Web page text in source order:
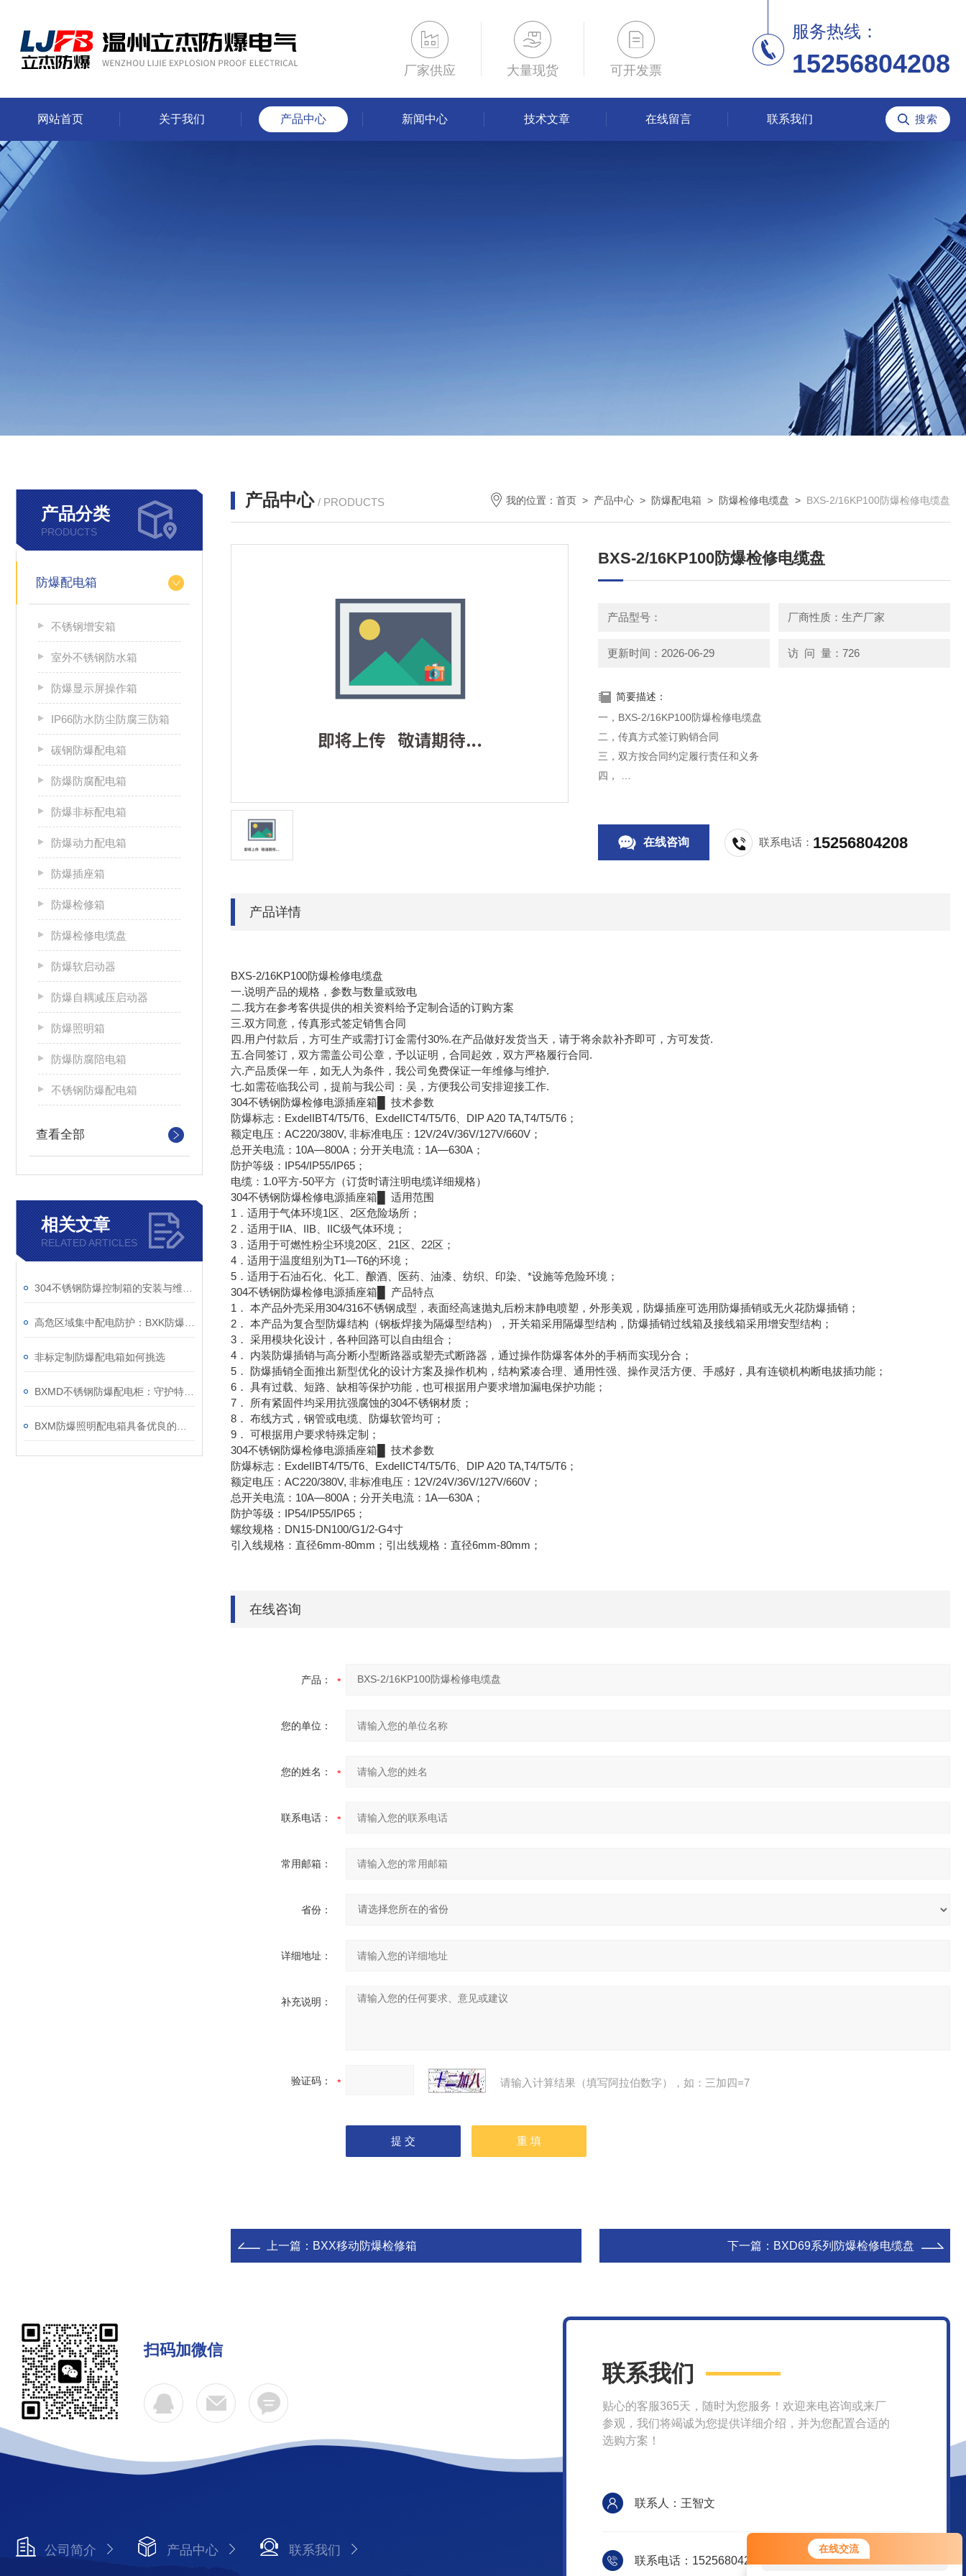
在线交流
您好！欢迎前来咨询，很高兴为您
服务，请问您要咨询什么问题呢？
厂家供应 大量现货 可开发票
服务热线：
15256804208
网站首页 关于我们 产品中心 新闻中心 技术文章 在线留言 联系我们
产品分类
PRODUCTS
防爆配电箱
不锈钢增安箱
室外不锈钢防水箱
防爆显示屏操作箱
IP66防水防尘防腐三防箱
碳钢防爆配电箱
防爆防腐配电箱
防爆非标配电箱
防爆动力配电箱
防爆插座箱
防爆检修箱
防爆检修电缆盘
防爆软启动器
防爆自耦减压启动器
防爆照明箱
防爆防腐陪电箱
不锈钢防爆配电箱
查看全部
相关文章
RELATED ARTICLES
非标定制防爆配电箱如何挑选
产品中心 / PRODUCTS 我的位置： 首页 > 产品中心 > 防爆配电箱 > 防爆检修电缆盘 > BXS-2/16KP100防爆检修电缆盘
BXS-2/16KP100防爆检修电缆盘
产品型号： 厂商性质：生产厂家
更新时间：2026-06-29 访 问 量：726
简要描述：
一，BXS-2/16KP100防爆检修电缆盘
二，传真方式签订购销合同
三，双方按合同约定履行责任和义务
四，
在线咨询 联系电话： 15256804208
产品详情
BXS-2/16KP100防爆检修电缆盘
一.说明产品的规格，参数与数量或致电
二.我方在参考客供提供的相关资料给予定制合适的订购方案
三.双方同意，传真形式签定销售合同
四.用户付款后，方可生产或需打订金需付30%.在产品做好发货当天，请于将余款补齐即可，方可发货.
五.合同签订，双方需盖公司公章，予以证明，合同起效，双方严格履行合同.
六.产品质保一年，如无人为条件，我公司免费保证一年维修与维护.
七.如需莅临我公司，提前与我公司：吴，方便我公司安排迎接工作.
304不锈钢防爆检修电源插座箱█ 技术参数
防爆标志：ExdeIIBT4/T5/T6、ExdeIICT4/T5/T6、DIP A20 TA,T4/T5/T6；
额定电压：AC220/380V, 非标准电压：12V/24V/36V/127V/660V；
总开关电流：10A—800A；分开关电流：1A—630A；
防护等级：IP54/IP55/IP65；
电缆：1.0平方-50平方（订货时请注明电缆详细规格）
304不锈钢防爆检修电源插座箱█ 适用范围
1．适用于气体环境1区、2区危险场所；
2．适用于IIA、IIB、IIC级气体环境；
3．适用于可燃性粉尘环境20区、21区、22区；
4．适用于温度组别为T1—T6的环境；
5．适用于石油石化、化工、酿酒、医药、油漆、纺织、印染、*设施等危险环境；
304不锈钢防爆检修电源插座箱█ 产品特点
1． 本产品外壳采用304/316不锈钢成型，表面经高速抛丸后粉末静电喷塑，外形美观，防爆插座可选用防爆插销或无火花防爆插销；
2． 本产品为复合型防爆结构（钢板焊接为隔爆型结构），开关箱采用隔爆型结构，防爆插销过线箱及接线箱采用增安型结构；
3． 采用模块化设计，各种回路可以自由组合；
4． 内装防爆插销与高分断小型断路器或塑壳式断路器，通过操作防爆客体外的手柄而实现分合；
5． 防爆插销全面推出新型优化的设计方案及操作机构，结构紧凑合理、通用性强、操作灵活方便、手感好，具有连锁机构断电拔插功能；
6． 具有过载、短路、缺相等保护功能，也可根据用户要求增加漏电保护功能；
7． 所有紧固件均采用抗强腐蚀的304不锈钢材质；
8． 布线方式，钢管或电缆、防爆软管均可；
9． 可根据用户要求特殊定制；
304不锈钢防爆检修电源插座箱█ 技术参数
防爆标志：ExdeIIBT4/T5/T6、ExdeIICT4/T5/T6、DIP A20 TA,T4/T5/T6；
额定电压：AC220/380V, 非标准电压：12V/24V/36V/127V/660V；
总开关电流：10A—800A；分开关电流：1A—630A；
防护等级：IP54/IP55/IP65；
螺纹规格：DN15-DN100/G1/2-G4寸
引入线规格：直径6mm-80mm；引出线规格：直径6mm-80mm；
在线咨询
产品：
您的单位：
您的姓名：
联系电话：
常用邮箱：
省份：
详细地址：
补充说明：
验证码： 请输入计算结果（填写阿拉伯数字），如：三加四=7
上一篇： BXX移动防爆检修箱 下一篇： BXD69系列防爆检修电缆盘
扫码加微信
公司简介 产品中心 联系我们
联系我们
贴心的客服365天，随时为您服务！欢迎来电咨询或来厂
参观，我们将竭诚为您提供详细介绍，并为您配置合适的
选购方案！
联系人：王智文
联系电话：15256804208